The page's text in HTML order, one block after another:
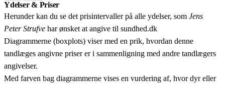
+
−
Ydelser & Priser
Herunder kan du se det prisintervaller på alle ydelser, som Jens
Peter Strufve har ønsket at angive til sundhed.dk
Diagrammerne (boxplots) viser med en prik, hvordan denne
tandlæges angivne priser er i sammenligning med andre tandlægers
angivelser.
Med farven bag diagrammerne vises en vurdering af, hvor dyr eller